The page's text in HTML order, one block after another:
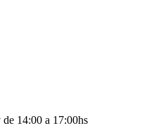
14:00 a 17:00hs